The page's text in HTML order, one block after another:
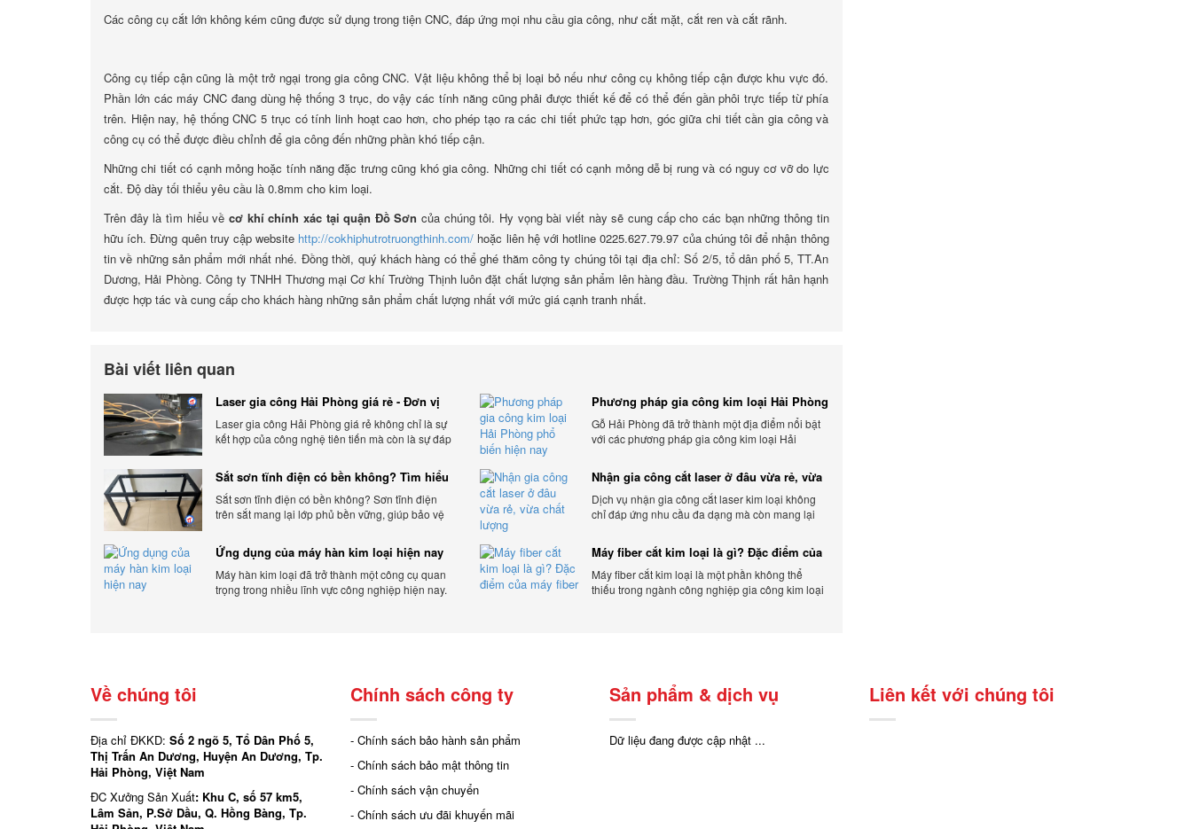
Các công cụ cắt lớn không kém cũng được sử dụng trong tiện CNC, đáp ứng mọi nhu cầu gia công, như cắt mặt, cắt ren và cắt rãnh.
Công cụ tiếp cận cũng là một trở ngại trong gia công CNC. Vật liệu không thể bị loại bỏ nếu như công cụ không tiếp cận được khu vực đó.
Phần lớn các máy CNC đang dùng hệ thống 3 trục, do vậy các tính năng cũng phải được thiết kế để có thể đến gần phôi trực tiếp từ phía
trên. Hiện nay, hệ thống CNC 5 trục có tính linh hoạt cao hơn, cho phép tạo ra các chi tiết phức tạp hơn, góc giữa chi tiết cần gia công và
công cụ có thể được điều chỉnh để gia công đến những phần khó tiếp cận.
Những chi tiết có cạnh mỏng hoặc tính năng đặc trưng cũng khó gia công. Những chi tiết có cạnh mỏng dễ bị rung và có nguy cơ vỡ do lực
cắt. Độ dày tối thiểu yêu cầu là 0.8mm cho kim loại.
Trên đây là tìm hiểu về cơ khí chính xác tại quận Đồ Sơn của chúng tôi. Hy vọng bài viết này sẽ cung cấp cho các bạn những thông tin
hữu ích. Đừng quên truy cập website http://cokhiphutrotruongthinh.com/ hoặc liên hệ với hotline 0225.627.79.97 của chúng tôi để nhận thông
tin về những sản phẩm mới nhất nhé. Đồng thời, quý khách hàng có thể ghé thăm công ty chúng tôi tại địa chỉ: Số 2/5, tổ dân phố 5, TT.An
Dương, Hải Phòng. Công ty TNHH Thương mại Cơ khí Trường Thịnh luôn đặt chất lượng sản phẩm lên hàng đầu. Trường Thịnh rất hân hạnh
được hợp tác và cung cấp cho khách hàng những sản phẩm chất lượng nhất với mức giá cạnh tranh nhất.
Bài viết liên quan
Laser gia công Hải Phòng giá rẻ - Đơn vị
gia công báo giá chính xác
Laser gia công Hải Phòng giá rẻ không chỉ là sự
kết hợp của công nghệ tiên tiến mà còn là sự đáp
hàng. Xem ngay nhé.
Phương pháp gia công kim loại Hải Phòng
phổ biến hiện nay
Gỗ Hải Phòng đã trở thành một địa điểm nổi bật
với các phương pháp gia công kim loại Hải
Sắt sơn tĩnh điện có bền không? Tìm hiểu
chi tiết
Sắt sơn tĩnh điện có bền không? Sơn tĩnh điện
trên sắt mang lại lớp phủ bền vững, giúp bảo vệ
bên ngoài.
Nhận gia công cắt laser ở đâu vừa rẻ, vừa
chất lượng
Dịch vụ nhận gia công cắt laser kim loại không
chỉ đáp ứng nhu cầu đa dạng mà còn mang lại
Ứng dụng của máy hàn kim loại hiện nay
Máy hàn kim loại đã trở thành một công cụ quan
trọng trong nhiều lĩnh vực công nghiệp hiện nay.
Máy fiber cắt kim loại là gì? Đặc điểm của
máy fiber
Máy fiber cắt kim loại là một phần không thể
thiếu trong ngành công nghiệp gia công kim loại
Về chúng tôi
Địa chỉ ĐKKD: Số 2 ngõ 5, Tổ Dân Phố 5,
Thị Trấn An Dương, Huyện An Dương, Tp.
Hải Phòng, Việt Nam
ĐC Xưởng Sản Xuất: Khu C, số 57 km5,
Lâm Sản, P.Sở Dầu, Q. Hồng Bàng, Tp.
Chính sách công ty
- Chính sách bảo hành sản phẩm
- Chính sách bảo mật thông tin
- Chính sách vận chuyển
- Chính sách ưu đãi khuyến mãi
Sản phẩm & dịch vụ
Dữ liệu đang được cập nhật ...
Liên kết với chúng tôi